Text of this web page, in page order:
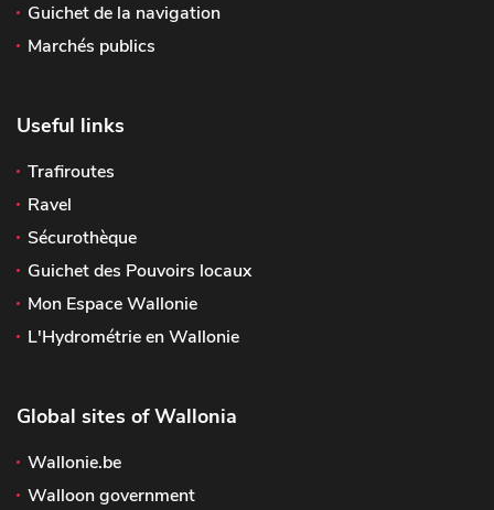
Guichet de la navigation
Marchés publics
Useful links
Trafiroutes
Ravel
Sécurothèque
Guichet des Pouvoirs locaux
Mon Espace Wallonie
L'Hydrométrie en Wallonie
Global sites of Wallonia
Wallonie.be
Walloon government